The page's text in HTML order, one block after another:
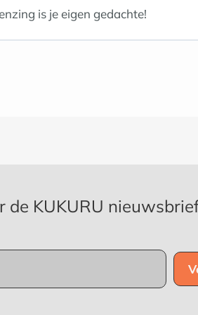
is je eigen gedachte!
de KUKURU